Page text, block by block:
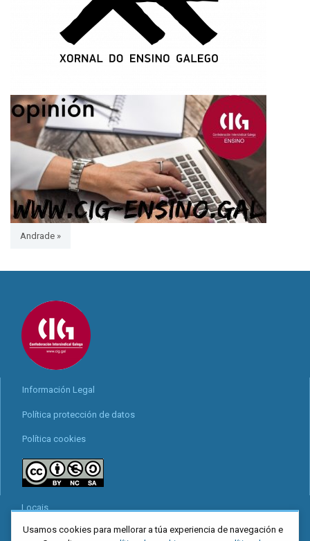
Andrade »
Información Legal
Política protección de datos
Política cookies
Locais
Mapa web
Usamos cookies para mellorar a túa experiencia de navegación e